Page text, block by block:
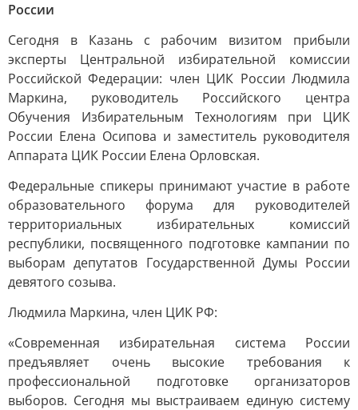
России
Сегодня в Казань с рабочим визитом прибыли
эксперты Центральной избирательной комиссии
Российской Федерации: член ЦИК России Людмила
Маркина, руководитель Российского центра
Обучения Избирательным Технологиям при ЦИК
России Елена Осипова и заместитель руководителя
Аппарата ЦИК России Елена Орловская.
Федеральные спикеры принимают участие в работе
образовательного форума для руководителей
территориальных избирательных комиссий
республики, посвященного подготовке кампании по
выборам депутатов Государственной Думы России
девятого созыва.
Людмила Маркина, член ЦИК РФ:
«Современная избирательная система России
предъявляет очень высокие требования к
профессиональной подготовке организаторов
выборов. Сегодня мы выстраиваем единую систему